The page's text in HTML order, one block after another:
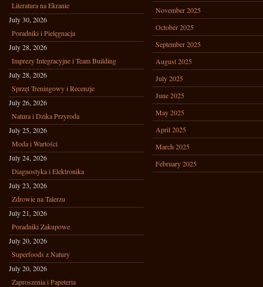
Literatura na Ekranie
July 30, 2026
Poradniki i Pielęgnacja
July 28, 2026
Imprezy Integracyjne i Team Building
July 28, 2026
Sprzęt Treningowy i Recenzje
July 26, 2026
Natura i Dzika Przyroda
July 25, 2026
Moda i Wartości
July 24, 2026
Diagnostyka i Elektronika
July 23, 2026
Zdrowie na Talerzu
July 21, 2026
Poradniki Zakupowe
July 20, 2026
Superfoods z Natury
July 20, 2026
Zaproszenia i Papeteria
November 2025
October 2025
September 2025
August 2025
July 2025
June 2025
May 2025
April 2025
March 2025
February 2025